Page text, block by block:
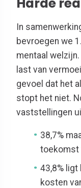
In
bevroegen we
mentaal
last van
gevoel dat het
stopt het niet.
vaststellingen
38,7%
toekomst
43,8%
kosten